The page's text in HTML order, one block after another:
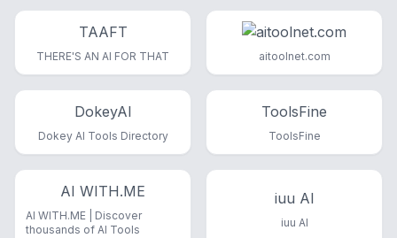
TAAFT
THERE'S AN AI FOR THAT aitoolnet.com
DokeyAI
Dokey AI Tools Directory
ToolsFine
ToolsFine
AI WITH.ME
AI WITH.ME | Discover
thousands of AI Tools
iuu AI
iuu AI